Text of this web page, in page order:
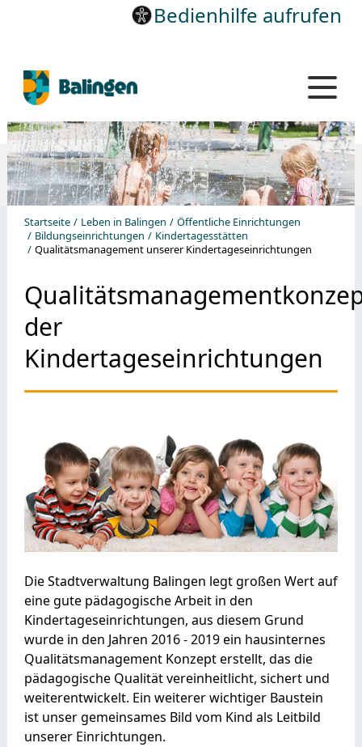
Bedienhilfe aufrufen
Startseite Leben in Balingen
Öffentliche Einrichtungen
Bildungseinrichtungen
Kindertagesstätten
Qualitätsmanagement unserer Kindertageseinrichtungen
der
Kindertageseinrichtungen
Die Stadtverwaltung Balingen legt großen Wert auf
eine gute pädagogische Arbeit in den
Kindertageseinrichtungen, aus diesem Grund
wurde in den Jahren 2016 - 2019 ein hausinternes
Qualitätsmanagement Konzept erstellt, das die
pädagogische Qualität vereinheitlicht, sichert und
weiterentwickelt. Ein weiterer wichtiger Baustein
ist unser gemeinsames Bild vom Kind als Leitbild
unserer Einrichtungen.